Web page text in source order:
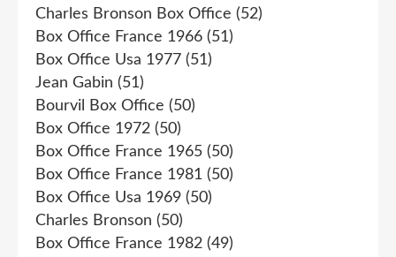
Charles Bronson Box Office (52)
Box Office France 1966 (51)
Box Office Usa 1977 (51)
Jean Gabin (51)
Bourvil Box Office (50)
Box Office 1972 (50)
Box Office France 1965 (50)
Box Office France 1981 (50)
Box Office Usa 1969 (50)
Charles Bronson (50)
Box Office France 1982 (49)